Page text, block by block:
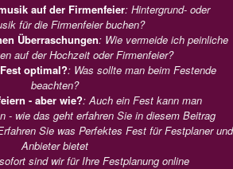
auf der Firmenfeier: Hintergrund- oder
für die Firmenfeier buchen?
Überraschungen: Wie vermeide ich peinliche
auf der Hochzeit oder Firmenfeier?
optimal?: Was sollte man beim Festende
beachten?
- aber wie?: Auch ein Fest kann man
- wie das geht erfahren Sie in diesem Beitrag
Sie was Perfektes Fest für Festplaner und
Anbieter bietet
sind wir für Ihre Festplanung online